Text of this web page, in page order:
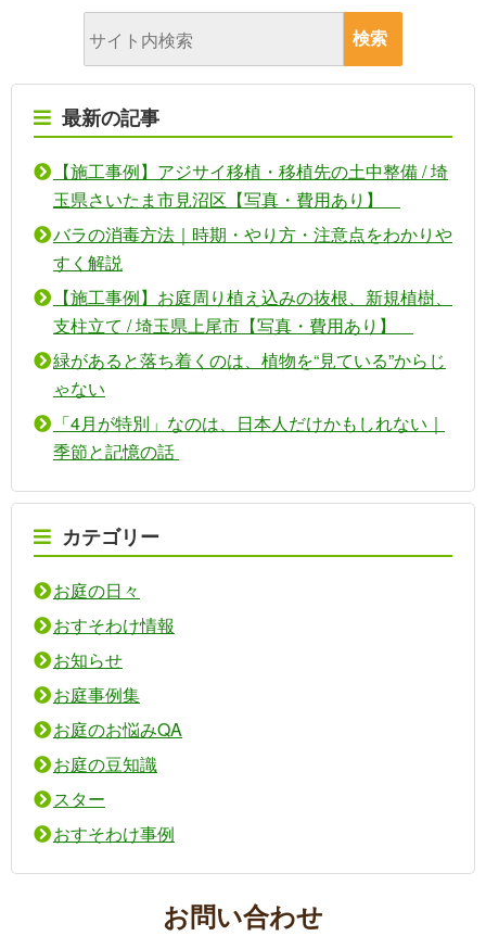
最新の記事
【施工事例】アジサイ移植・移植先の土中整備 / 埼
玉県さいたま市見沼区【写真・費用あり】
バラの消毒方法｜時期・やり方・注意点をわかりや
すく解説
【施工事例】お庭周り植え込みの抜根、新規植樹、
支柱立て / 埼玉県上尾市【写真・費用あり】
緑があると落ち着くのは、植物を“見ている”からじ
ゃない
「4月が特別」なのは、日本人だけかもしれない｜
季節と記憶の話
カテゴリー
お庭の日々
おすそわけ情報
お知らせ
お庭事例集
お庭のお悩みQA
お庭の豆知識
スター
おすそわけ事例
お問い合わせ